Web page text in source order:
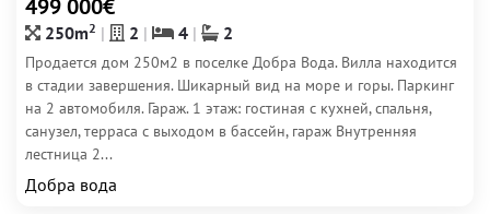
499 000€
250m2 2 4 2
Продается дом 250м2 в поселке Добра Вода. Вилла находится
в стадии завершения. Шикарный вид на море и горы. Паркинг
на 2 автомобиля. Гараж. 1 этаж: гостиная с кухней, спальня,
санузел, терраса с выходом в бассейн, гараж Внутренняя
лестница 2...
Добра вода